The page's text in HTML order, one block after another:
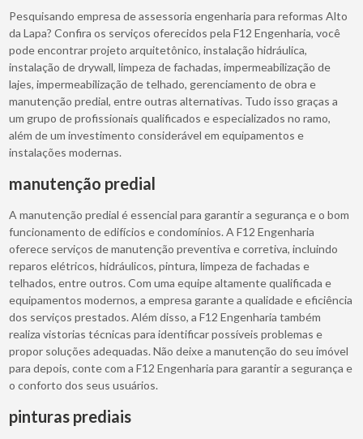
Pesquisando empresa de assessoria engenharia para reformas Alto
da Lapa? Confira os serviços oferecidos pela F12 Engenharia, você
pode encontrar projeto arquitetônico, instalação hidráulica,
instalação de drywall, limpeza de fachadas, impermeabilização de
lajes, impermeabilização de telhado, gerenciamento de obra e
manutenção predial, entre outras alternativas. Tudo isso graças a
um grupo de profissionais qualificados e especializados no ramo,
além de um investimento considerável em equipamentos e
instalações modernas.
manutenção predial
A manutenção predial é essencial para garantir a segurança e o bom
funcionamento de edifícios e condomínios. A F12 Engenharia
oferece serviços de manutenção preventiva e corretiva, incluindo
reparos elétricos, hidráulicos, pintura, limpeza de fachadas e
telhados, entre outros. Com uma equipe altamente qualificada e
equipamentos modernos, a empresa garante a qualidade e eficiência
dos serviços prestados. Além disso, a F12 Engenharia também
realiza vistorias técnicas para identificar possíveis problemas e
propor soluções adequadas. Não deixe a manutenção do seu imóvel
para depois, conte com a F12 Engenharia para garantir a segurança e
o conforto dos seus usuários.
pinturas prediais